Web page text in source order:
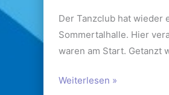
Der Tanzclub hat wieder
Sommertalhalle. Hier
waren am Start. Getanzt
Weiterlesen »